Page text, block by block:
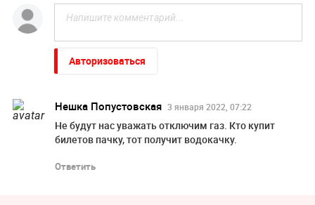
Авторизоваться
Нешка Попустовская 3 января 2022, 07:22
Не будут нас уважать отключим газ. Кто купит
билетов пачку, тот получит водокачку.
Ответить